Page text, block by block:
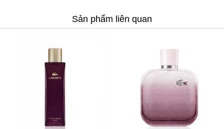
Sản phẩm liên quan